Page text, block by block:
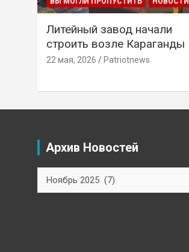
Литейный завод начали
строить возле Караганды
22 мая, 2026 Patriotnews
Архив Новостей
Новостей